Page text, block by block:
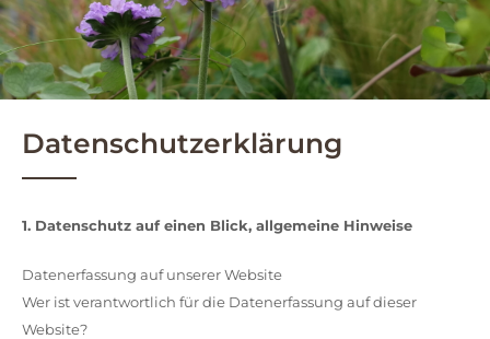
Datenschutzerklärung
1. Datenschutz auf einen Blick, allgemeine Hinweise
Datenerfassung auf unserer Website
Wer ist verantwortlich für die Datenerfassung auf dieser
Website?